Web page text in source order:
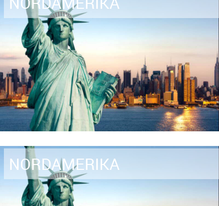
NORDAMERIKA